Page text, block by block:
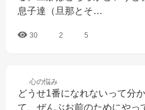
息子達（旦那とそ…
30 2 5
心の悩み
どうせ1番になれないって分
て、ぜんぶお前のためにやっ